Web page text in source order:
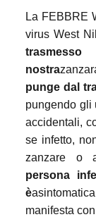
La FEBBRE
virus West
nostra
punge dal
pungendo gli
accidentali,
se infetto,
zanzare o
persona
è
manifesta